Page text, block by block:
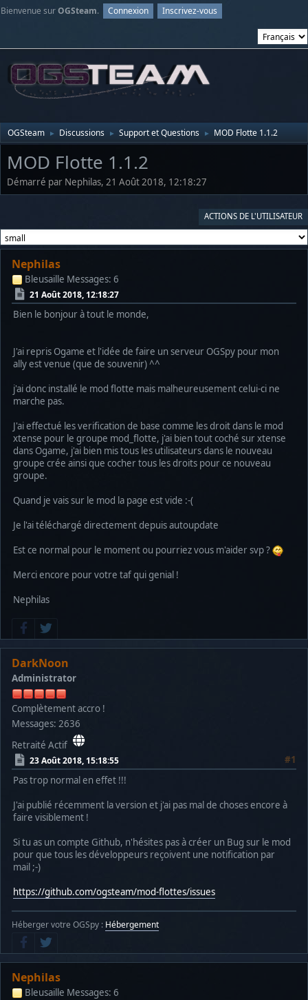
Bienvenue surOGSteam. Connexion Inscrivez-vous
OGSteam ► Discussions ► Support et Questions ► MOD Flotte 1.1.2
MOD Flotte 1.1.2
Démarré par Nephilas, 21 Août 2018, 12:18:27
ACTIONS DE L'UTILISATEUR
Nephilas
Bleusaille Messages: 6
21 Août 2018, 12:18:27
Bien le bonjour à tout le monde,
J'ai repris Ogame et l'idée de faire un serveur OGSpy pour mon
ally est venue (que de souvenir) ^^
j'ai donc installé le mod flotte mais malheureusement celui-ci ne
marche pas.
J'ai effectué les verification de base comme les droit dans le mod
xtense pour le groupe mod_flotte, j'ai bien tout coché sur xtense
dans Ogame, j'ai bien mis tous les utilisateurs dans le nouveau
groupe crée ainsi que cocher tous les droits pour ce nouveau
groupe.
Quand je vais sur le mod la page est vide :-(
Je l'ai téléchargé directement depuis autoupdate
Est ce normal pour le moment ou pourriez vous m'aider svp ?
Merci encore pour votre taf qui genial !
Nephilas
DarkNoon
Administrator
Complètement accro !
Messages: 2636
Retraité Actif
23 Août 2018, 15:18:55
#1
Pas trop normal en effet !!!
J'ai publié récemment la version et j'ai pas mal de choses encore à
faire visiblement !
Si tu as un compte Github, n'hésites pas à créer un Bug sur le mod
pour que tous les développeurs reçoivent une notification par
mail ;-)
https://github.com/ogsteam/mod-flottes/issues
Héberger votre OGSpy : Hébergement
Nephilas
Bleusaille Messages: 6